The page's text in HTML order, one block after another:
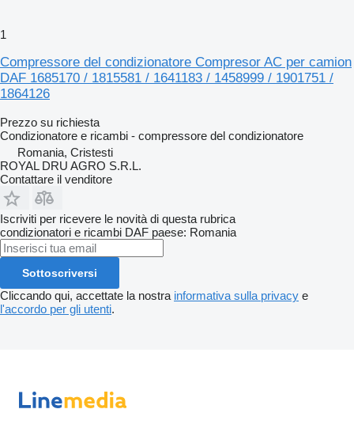
1
Compressore del condizionatore Compresor AC per camion
DAF 1685170 / 1815581 / 1641183 / 1458999 / 1901751 /
1864126
Prezzo su richiesta
Condizionatore e ricambi - compressore del condizionatore
Romania, Cristesti
ROYAL DRU AGRO S.R.L.
Contattare il venditore
Iscriviti per ricevere le novità di questa rubrica
condizionatori e ricambi DAF paese: Romania
Sottoscriversi
Cliccando qui, accettate la nostra informativa sulla privacy e
l'accordo per gli utenti.